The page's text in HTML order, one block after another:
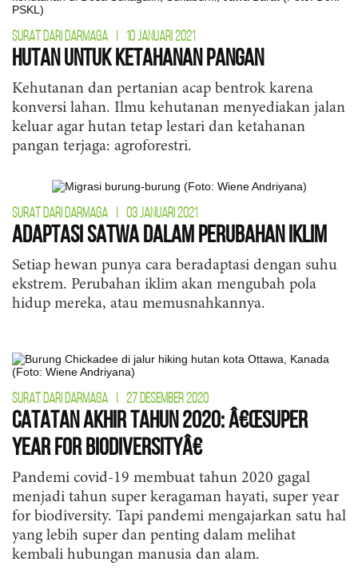
SURAT DARI DARMAGA 10 JANUARI 2021
Hutan untuk Ketahanan Pangan
Kehutanan dan pertanian acap bentrok karena
konversi lahan. Ilmu kehutanan menyediakan jalan
keluar agar hutan tetap lestari dan ketahanan
pangan terjaga: agroforestri.
SURAT DARI DARMAGA 03 JANUARI 2021
Adaptasi Satwa dalam Perubahan Iklim
Setiap hewan punya cara beradaptasi dengan suhu
ekstrem. Perubahan iklim akan mengubah pola
hidup mereka, atau memusnahkannya.
SURAT DARI DARMAGA 27 DESEMBER 2020
Catatan Akhir Tahun 2020: â€œSuper
Year for Biodiversityâ€
Pandemi covid-19 membuat tahun 2020 gagal
menjadi tahun super keragaman hayati, super year
for biodiversity. Tapi pandemi mengajarkan satu hal
yang lebih super dan penting dalam melihat
kembali hubungan manusia dan alam.